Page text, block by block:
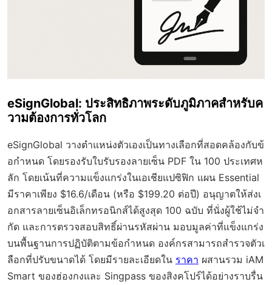
eSignGlobal: ประสิทธิภาพระดับภูมิภาคสำหรับค
วามต้องการทั่วโลก
eSignGlobal วางตำแหน่งตัวเองเป็นทางเลือกที่สอดคล้องกับข้
อกำหนด โดยรองรับใบรับรองลายเซ็น PDF ใน 100 ประเทศห
ลัก โดยเน้นที่ความแข็งแกร่งในเอเชียแปซิฟิก แผน Essential
มีราคาเพียง $16.6/เดือน (หรือ $199.20 ต่อปี) อนุญาตให้ส่งเ
อกสารลายเซ็นอิเล็กทรอนิกส์ได้สูงสุด 100 ฉบับ ที่นั่งผู้ใช้ไม่จำ
กัด และการตรวจสอบสิทธิ์ผ่านรหัสผ่าน มอบมูลค่าที่แข็งแกร่ง
บนพื้นฐานการปฏิบัติตามข้อกำหนด องค์กรสามารถสำรวจตัวเ
ลือกที่ปรับขนาดได้ โดยมีรายละเอียดใน ราคา ผสานรวม iAM
Smart ของฮ่องกงและ Singpass ของสิงคโปร์ได้อย่างราบรื่น